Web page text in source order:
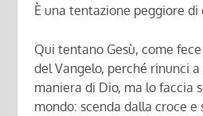
È una tentazione peggiore di
Qui tentano Gesù, come
del Vangelo, perché rinunci
maniera di Dio, ma lo faccia
mondo: scenda dalla croce